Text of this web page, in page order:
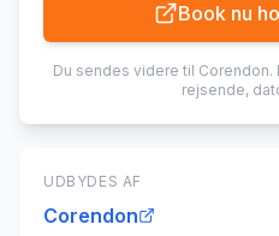
Book nu
Du sendes videre til Corendon.
rejsende,
UDBYDES AF
Corendon